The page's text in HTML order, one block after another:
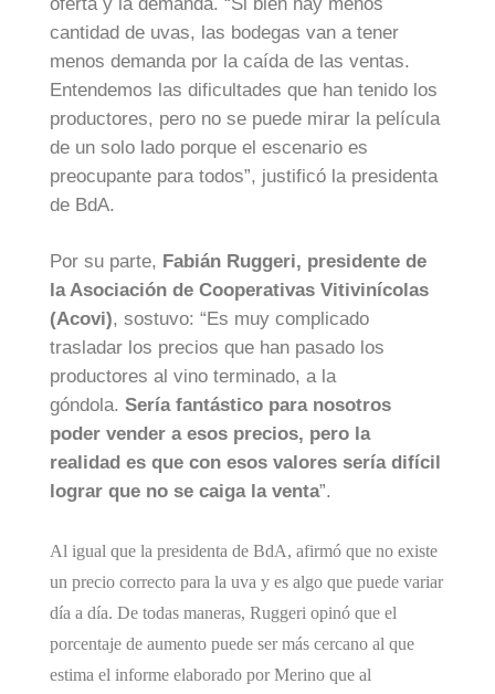
cantidad de uvas, las bodegas van a tener
menos demanda por la caída de las ventas.
Entendemos las dificultades que han tenido los
productores, pero no se puede mirar la película
de un solo lado porque el escenario es
preocupante para todos”, justificó la presidenta
de BdA.
Por su parte, Fabián Ruggeri, presidente de
la Asociación de Cooperativas Vitivinícolas
(Acovi), sostuvo: “Es muy complicado
trasladar los precios que han pasado los
productores al vino terminado, a la
góndola. Sería fantástico para nosotros
poder vender a esos precios, pero la
realidad es que con esos valores sería difícil
lograr que no se caiga la venta”.
Al igual que la presidenta de BdA, afirmó que no existe
un precio correcto para la uva y es algo que puede variar
día a día. De todas maneras, Ruggeri opinó que el
porcentaje de aumento puede ser más cercano al que
estima el informe elaborado por Merino que al